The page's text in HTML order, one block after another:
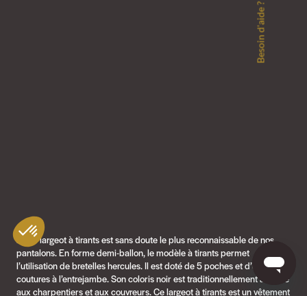
Notre largeot à tirants est sans doute le plus reconnaissable de nos
pantalons. En forme demi-ballon, le modèle à tirants permet
l’utilisation de bretelles hercules. Il est doté de 5 poches et d’une triple
coutures à l’entrejambe. Son coloris noir est traditionnellement associé
aux charpentiers et aux couvreurs. Ce largeot à tirants est un vêtement
Besoin d'aide ?